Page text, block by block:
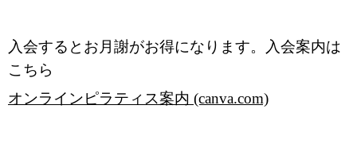
入会するとお月謝がお得になります。入会案内は
こちら
オンラインピラティス案内 (canva.com)